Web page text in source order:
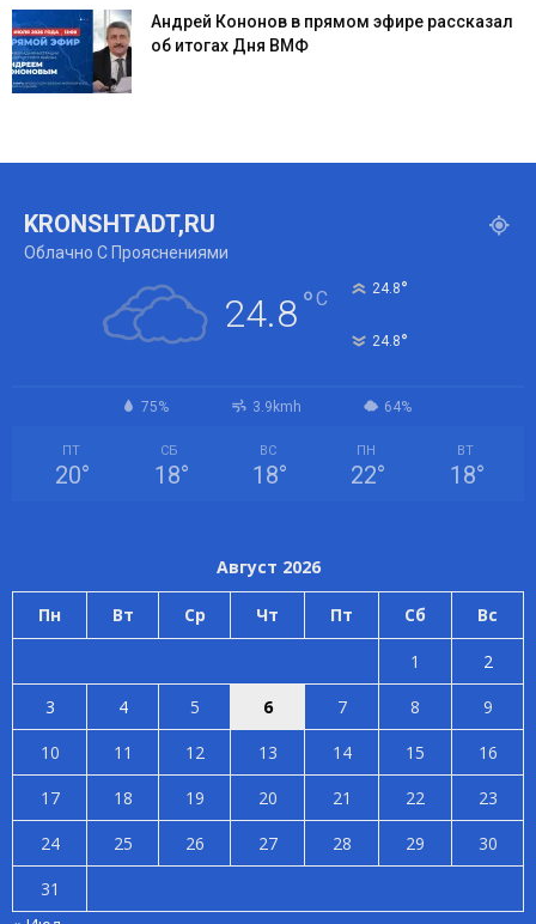
Андрей Кононов в прямом эфире рассказал
об итогах Дня ВМФ
KRONSHTADT,RU
Облачно С Прояснениями
24.8°C 24.8°
24.8°
75% 3.9kmh 64%
ПТ
20°
СБ
18°
ВС
18°
ПН
22°
ВТ
18°
Август 2026
Пн Вт Ср Чт Пт Сб Вс
1
2
3
4 5 6 7 8
9
10
11 12 13 14 15
16
17
18 19 20 21 22
23
24
25 26 27 28 29
30
31